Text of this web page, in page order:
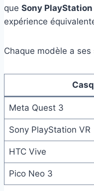
que Sony PlayStation
expérience
Chaque modèle a
Meta Quest 3
Sony PlayStation VR
HTC Vive
Pico Neo 3